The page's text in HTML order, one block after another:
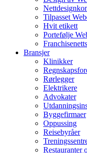
Tilpasset
Hvit etikett
Portefølje
Bransjer
Klinikker
Rørlegger
Elektrikere
Advokater
Byggefirmaer
Oppussing
Reisebyråer
Restauranter